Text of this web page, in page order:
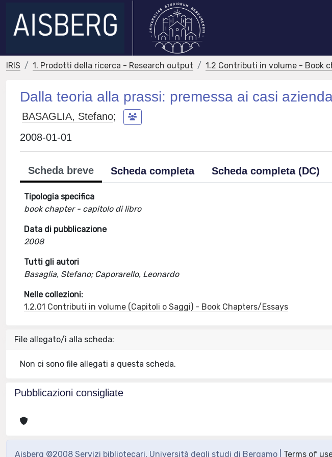
IRIS 1. Prodotti della ricerca - Research output 1.2 Contributi in volume - Book
Dalla teoria alla prassi: premessa ai casi
BASAGLIA, Stefano;
2008-01-01
Scheda breve Scheda completa Scheda completa (DC)
Tipologia specifica
book chapter - capitolo di libro
Data di pubblicazione
2008
Tutti gli autori
Basaglia, Stefano; Caporarello, Leonardo
Nelle collezioni:
1.2.01 Contributi in volume (Capitoli o Saggi) - Book Chapters/Essays
File allegato/i alla scheda:
Non ci sono file allegati a questa scheda.
Pubblicazioni consigliate
Aisberg ©2008 Servizi bibliotecari, Università degli studi di Bergamo | Terms of